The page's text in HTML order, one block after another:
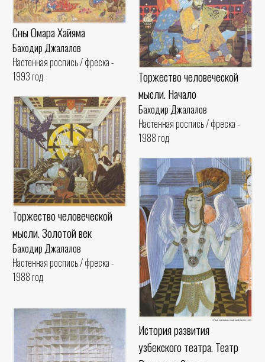
Сны Омара Хайяма
Баходир Джалалов
Настенная роспись / фреска -
1993 год
Торжество человеческой
мысли. Начало
Баходир Джалалов
Настенная роспись / фреска -
1988 год
Торжество человеческой
мысли. Золотой век
Баходир Джалалов
Настенная роспись / фреска -
1988 год
История развития
узбекского театра. Театр